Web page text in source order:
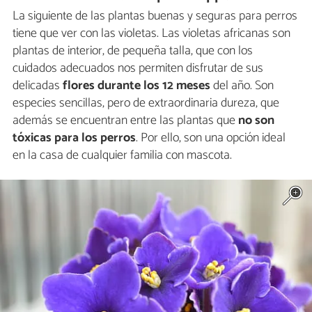
La siguiente de las plantas buenas y seguras para perros
tiene que ver con las violetas. Las violetas africanas son
plantas de interior, de pequeña talla, que con los
cuidados adecuados nos permiten disfrutar de sus
delicadasflores durante los 12 mesesdel año. Son
especies sencillas, pero de extraordinaria dureza, que
además se encuentran entre las plantas queno son
tóxicas para los perros. Por ello, son una opción ideal
en la casa de cualquier familia con mascota.